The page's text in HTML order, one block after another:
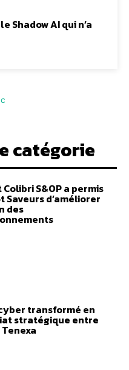
Shadow AI qui n’a
catégorie
S&OP a permis
Saveurs d’améliorer
des
transformé en
stratégique entre